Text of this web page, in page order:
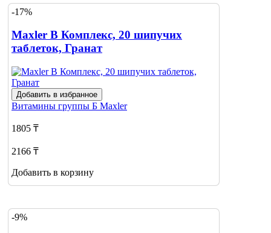
-17%
Maxler В Комплекс, 20 шипучих
таблеток, Гранат
Добавить в избранное
Витамины группы Б Maxler
1805 ₸
2166 ₸
Добавить в корзину
-9%